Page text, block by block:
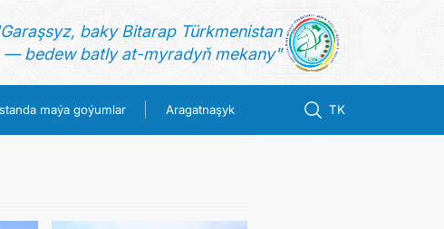
baky Bitarap Türkmenistan
— bedew batly at-myradyň mekany"
maýa goýumlar Aragatnaşyk TK